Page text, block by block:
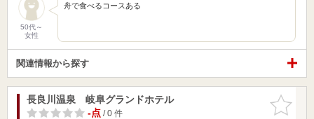
50代～
女性
舟で食べるコースある
関連情報から探す
お気に入
りに追加
長良川温泉 岐阜グランドホテル
-点/ 0 件